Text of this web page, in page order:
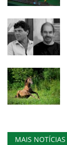
MAIS NOTÍCIAS